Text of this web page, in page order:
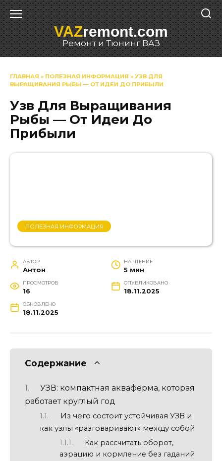
Перейти
к
содержаниюVAZremont.com
Ремонт и Тюнинг ВАЗ
ГЛАВНАЯ » ПОЛЕЗНАЯ ИНФОРМАЦИЯ » УЗВ ДЛЯ
ВЫРАЩИВАНИЯ РЫБЫ — ОТ ИДЕИ ДО ПРИБЫЛИ
Узв Для Выращивания
Рыбы — От Идеи До
Прибыли
ПОЛЕЗНАЯ ИНФОРМАЦИЯ
АВТОР
Антон
НА ЧТЕНИЕ
5 мин
ПРОСМОТРОВ
16
ОПУБЛИКОВАНО
18.11.2025
ОБНОВЛЕНО
18.11.2025
Содержание
УЗВ: компактная акваферма, которая
работает круглый год
Из чего состоит устойчивая УЗВ и
как узлы «разговаривают» между собой
Как рассчитать оборот,
аэрацию и кормление без гаданий